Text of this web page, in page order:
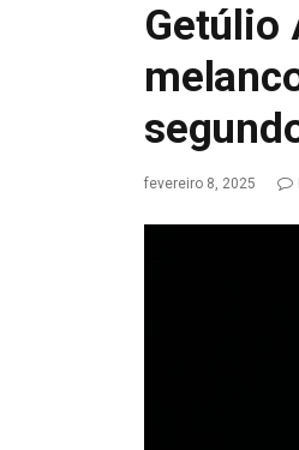
Getúlio
fevereiro 8, 2025